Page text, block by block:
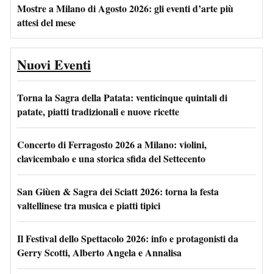
Mostre a Milano di Agosto 2026: gli eventi d’arte più
attesi del mese
Nuovi Eventi
Torna la Sagra della Patata: venticinque quintali di
patate, piatti tradizionali e nuove ricette
Concerto di Ferragosto 2026 a Milano: violini,
clavicembalo e una storica sfida del Settecento
San Giùen & Sagra dei Sciatt 2026: torna la festa
valtellinese tra musica e piatti tipici
Il Festival dello Spettacolo 2026: info e protagonisti da
Gerry Scotti, Alberto Angela e Annalisa